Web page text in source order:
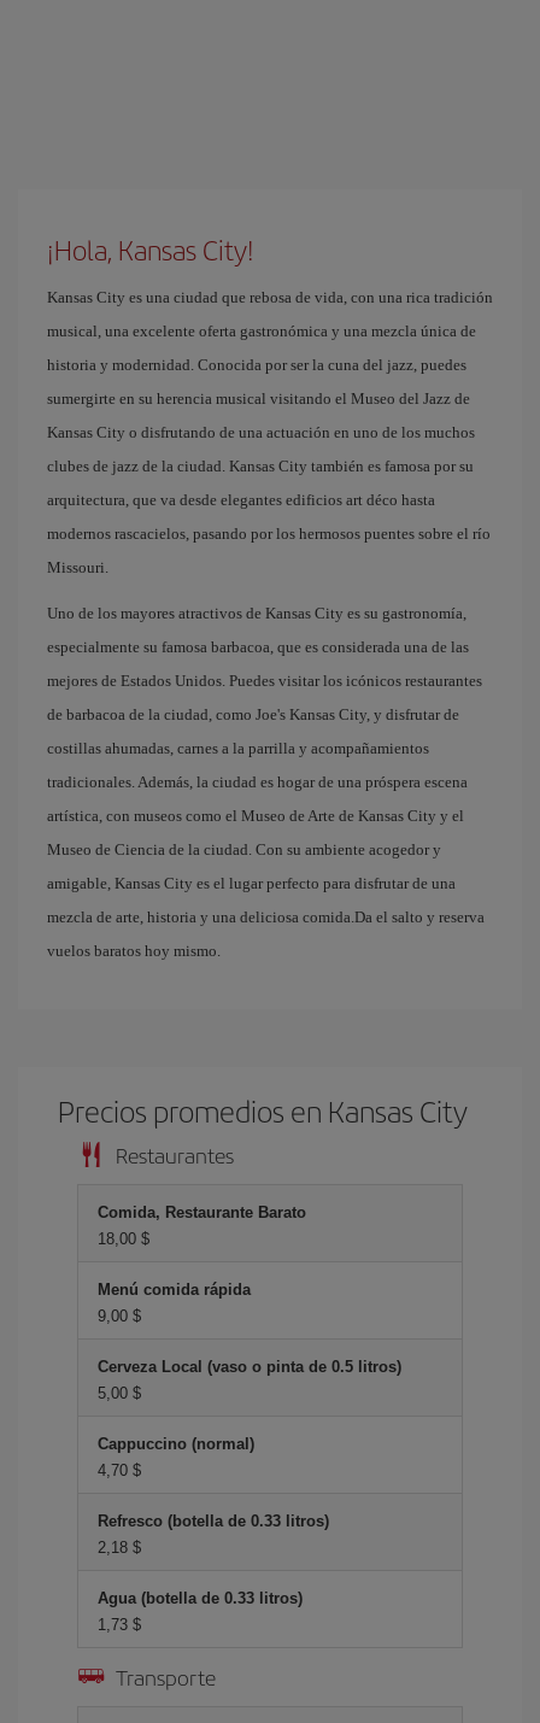
¡Hola, Kansas City!
Kansas City es una ciudad que rebosa de vida, con una rica tradición
musical, una excelente oferta gastronómica y una mezcla única de
historia y modernidad. Conocida por ser la cuna del jazz, puedes
sumergirte en su herencia musical visitando el Museo del Jazz de
Kansas City o disfrutando de una actuación en uno de los muchos
clubes de jazz de la ciudad. Kansas City también es famosa por su
arquitectura, que va desde elegantes edificios art déco hasta
modernos rascacielos, pasando por los hermosos puentes sobre el río
Missouri.
Uno de los mayores atractivos de Kansas City es su gastronomía,
especialmente su famosa barbacoa, que es considerada una de las
mejores de Estados Unidos. Puedes visitar los icónicos restaurantes
de barbacoa de la ciudad, como Joe's Kansas City, y disfrutar de
costillas ahumadas, carnes a la parrilla y acompañamientos
tradicionales. Además, la ciudad es hogar de una próspera escena
artística, con museos como el Museo de Arte de Kansas City y el
Museo de Ciencia de la ciudad. Con su ambiente acogedor y
amigable, Kansas City es el lugar perfecto para disfrutar de una
mezcla de arte, historia y una deliciosa comida.Da el salto y reserva
vuelos baratos hoy mismo.
Precios promedios en Kansas City
Restaurantes
Comida, Restaurante Barato
18,00 $
Menú comida rápida
9,00 $
Cerveza Local (vaso o pinta de 0.5 litros)
5,00 $
Cappuccino (normal)
4,70 $
Refresco (botella de 0.33 litros)
2,18 $
Agua (botella de 0.33 litros)
1,73 $
Transporte